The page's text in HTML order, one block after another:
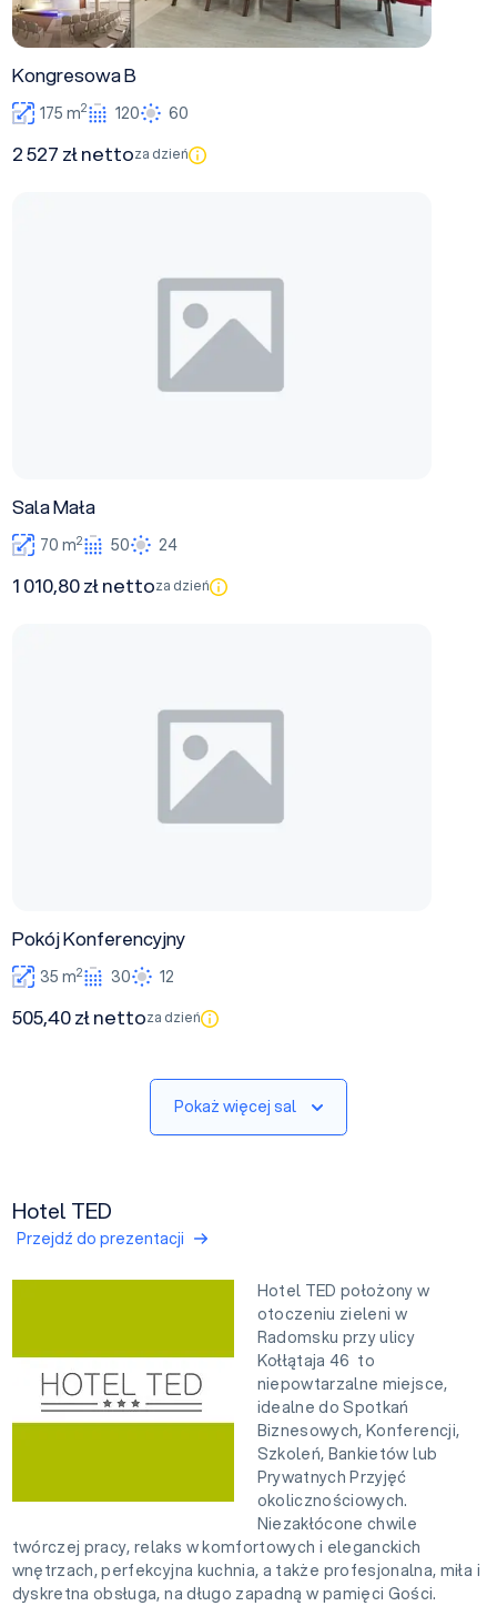
Kongresowa B
175 m2 120 60
2 527 zł nettoza dzień
Sala Mała
70 m2 50 24
1 010,80 zł nettoza dzień
Pokój Konferencyjny
35 m2 30 12
505,40 zł nettoza dzień
Pokaż więcej sal
Hotel TED
Przejdź do prezentacji
Hotel TED położony w
otoczeniu zieleni w
Radomsku przy ulicy
Kołłątaja 46 to
niepowtarzalne miejsce,
idealne do Spotkań
Biznesowych, Konferencji,
Szkoleń, Bankietów lub
Prywatnych Przyjęć
okolicznościowych.
Niezakłócone chwile
twórczej pracy, relaks w komfortowych i eleganckich
wnętrzach, perfekcyjna kuchnia, a także profesjonalna, miła i
dyskretna obsługa, na długo zapadną w pamięci Gości.